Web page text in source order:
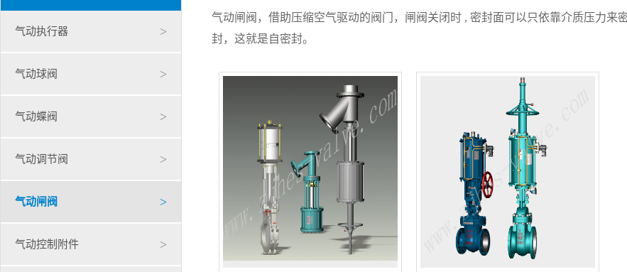
气动执行器 >
气动球阀 >
气动蝶阀 >
气动调节阀 >
气动闸阀 >
气动控制附件 >
气动闸阀，借助压缩空气驱动的阀门，闸阀关闭时 , 密封面可以只依靠介质压力
封，这就是自密封。